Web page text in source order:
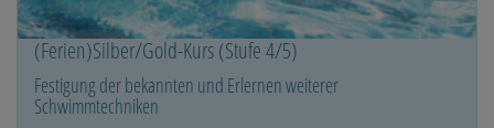
(Ferien)Silber/Gold-Kurs (Stufe 4/5)
Festigung der bekannten und Erlernen weiterer
Schwimmtechniken